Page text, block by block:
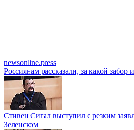
newsonline.press
Россиянам рассказали, за какой забор
Стивен Сигал выступил с резким
Зеленском